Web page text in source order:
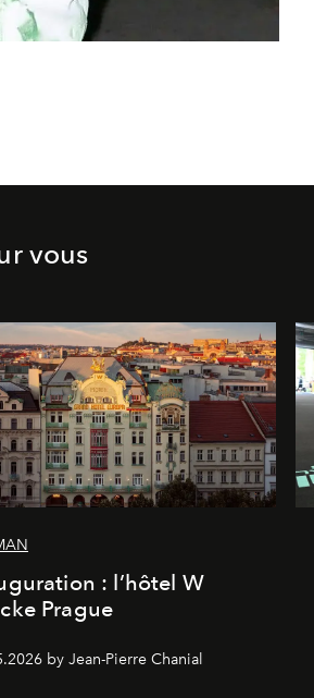
vous
: l’hôtel W
Prague
by Jean-Pierre Chanial